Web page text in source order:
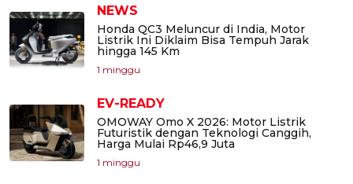
NEWS
Honda QC3 Meluncur di India, Motor
Listrik Ini Diklaim Bisa Tempuh Jarak
hingga 145 Km
1 minggu
EV-READY
OMOWAY Omo X 2026: Motor Listrik
Futuristik dengan Teknologi Canggih,
Harga Mulai Rp46,9 Juta
1 minggu